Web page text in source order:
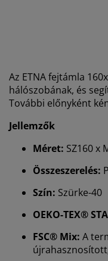
Az ETNA fejtámla
hálószobának, és
További előnyként
Jellemzők
Méret: SZ160 x
Összeszerelés:
Szín: Szürke-40
OEKO-TEX®
FSC® Mix: A